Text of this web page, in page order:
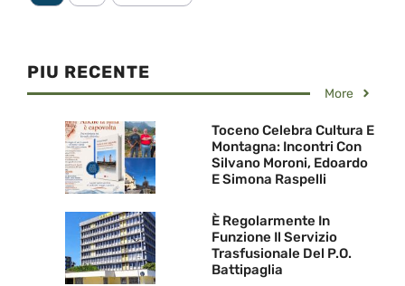
PIU RECENTE
More
Toceno Celebra Cultura E
Montagna: Incontri Con
Silvano Moroni, Edoardo
E Simona Raspelli
È Regolarmente In
Funzione Il Servizio
Trasfusionale Del P.O.
Battipaglia